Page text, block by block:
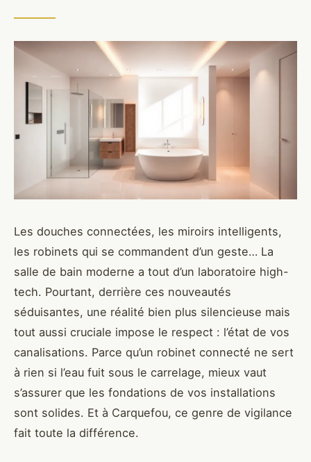
Les douches connectées, les miroirs intelligents,
les robinets qui se commandent d’un geste… La
salle de bain moderne a tout d’un laboratoire high-
tech. Pourtant, derrière ces nouveautés
séduisantes, une réalité bien plus silencieuse mais
tout aussi cruciale impose le respect : l’état de vos
canalisations. Parce qu’un robinet connecté ne sert
à rien si l’eau fuit sous le carrelage, mieux vaut
s’assurer que les fondations de vos installations
sont solides. Et à Carquefou, ce genre de vigilance
fait toute la différence.